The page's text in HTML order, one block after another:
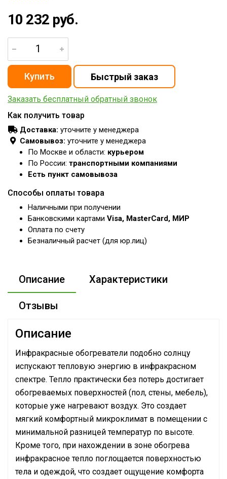
10 232 руб.
Заказать бесплатный обратный звонок
Как получить товар
Доставка: уточните у менеджера
Самовывоз: уточните у менеджера
По Москве и области: курьером
По России: транспортными компаниями
Есть пункт самовывоза
Способы оплаты товара
Наличными при получении
Банковскими картами Visa, MasterCard, МИР
Оплата по счету
Безналичный расчет (для юр.лиц)
Описание Характеристики
Отзывы
Описание
Инфракрасные обогреватели подобно солнцу
испускают тепловую энергию в инфракрасном
спектре. Тепло практически без потерь достигает
обогреваемых поверхностей (пол, стены, мебель),
которые уже нагревают воздух. Это создает
мягкий комфортный микроклимат в помещении с
минимальной разницей температур по высоте.
Кроме того, при нахождении в зоне обогрева
инфракрасное тепло поглощается поверхностью
тела и одеждой, что создает ощущение комфорта